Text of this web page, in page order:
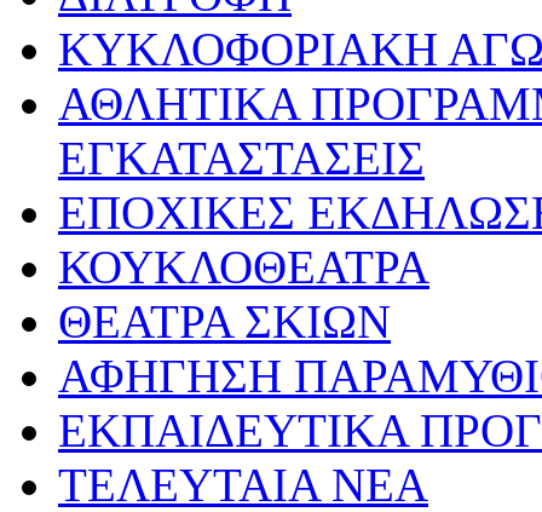
ΚΥΚΛΟΦΟΡΙΑΚΗ
ΑΘΛΗΤΙΚΑ
ΕΓΚΑΤΑΣΤΑΣΕΙΣ
ΕΠΟΧΙΚΕΣ
ΚΟΥΚΛΟΘΕΑΤΡΑ
ΘΕΑΤΡΑ ΣΚΙΩΝ
ΑΦΗΓΗΣΗ
ΕΚΠΑΙΔΕΥΤΙΚΑ
ΤΕΛΕΥΤΑΙΑ ΝΕΑ